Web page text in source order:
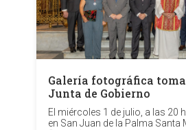
Galería fotográfica
Junta de Gobierno
El miércoles 1 de julio, a las 20
en San Juan de la Palma Santa